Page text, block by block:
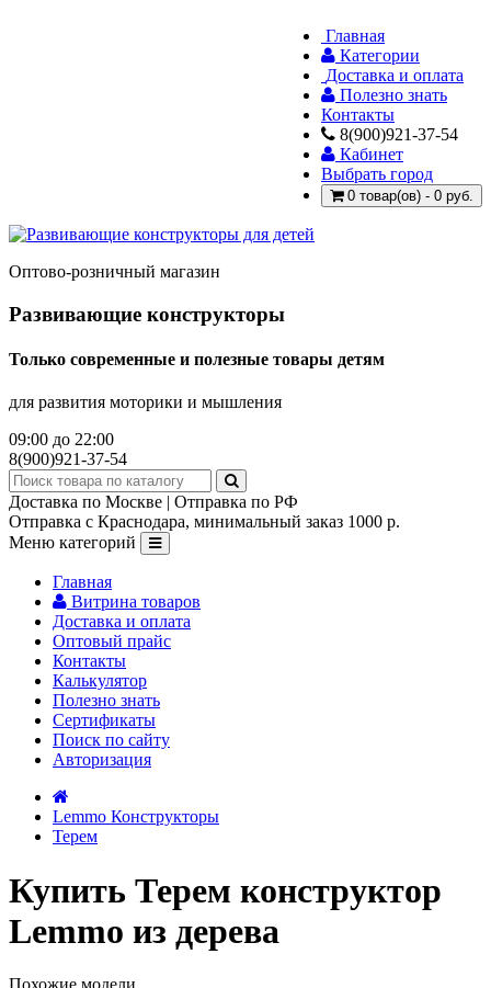
Главная
Категории
Доставка и оплата
Полезно знать
Контакты
8(900)921-37-54
Кабинет
Выбрать город
0 товар(ов) - 0 руб.
Оптово-розничный магазин
Развивающие конструкторы
Только современные и полезные товары детям
для развития моторики и мышления
09:00 до 22:00
8(900)921-37-54
Доставка по Москве | Отправка по РФ
Отправка с Краснодара, минимальный заказ 1000 р.
Меню категорий
Главная
Витрина товаров
Доставка и оплата
Оптовый прайс
Контакты
Калькулятор
Полезно знать
Сертификаты
Поиск по сайту
Авторизация
Lemmo Конструкторы
Терем
Купить Терем конструктор
Lemmo из дерева